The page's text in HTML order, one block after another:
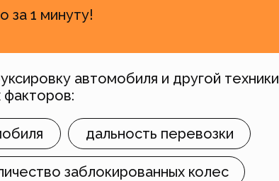
за 1 минуту!
автомобиля и другой техники
дальность перевозки
заблокированных колес